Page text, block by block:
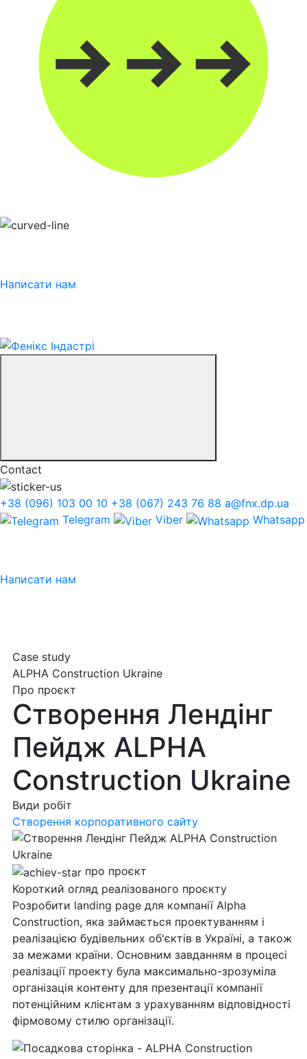
Написати нам
Contact
+38 (096) 103 00 10 +38 (067) 243 76 88 a@fnx.dp.ua
Telegram
Viber Whatsapp
Написати нам
Case study
ALPHA Construction Ukraine
Про проєкт
Створення Лендінг
Пейдж ALPHA
Construction Ukraine
Види робіт
Створення корпоративного сайту
про проєкт
Короткий огляд реалізованого проєкту
Розробити landing page для компанії Alpha
Construction, яка займається проектуванням і
реалізацією будівельних об'єктів в Україні, а також
за межами країни. Основним завданням в процесі
реалізації проекту була максимально-зрозуміла
організація контенту для презентації компанії
потенційним клієнтам з урахуванням відповідності
фірмовому стилю організації.